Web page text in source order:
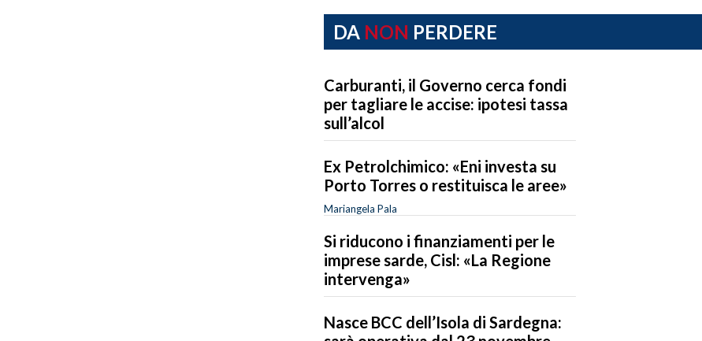
DA NON PERDERE
Carburanti, il Governo cerca fondi
per tagliare le accise: ipotesi tassa
sull’alcol
Ex Petrolchimico: «Eni investa su
Porto Torres o restituisca le aree»
Mariangela Pala
Si riducono i finanziamenti per le
imprese sarde, Cisl: «La Regione
intervenga»
Nasce BCC dell’Isola di Sardegna: